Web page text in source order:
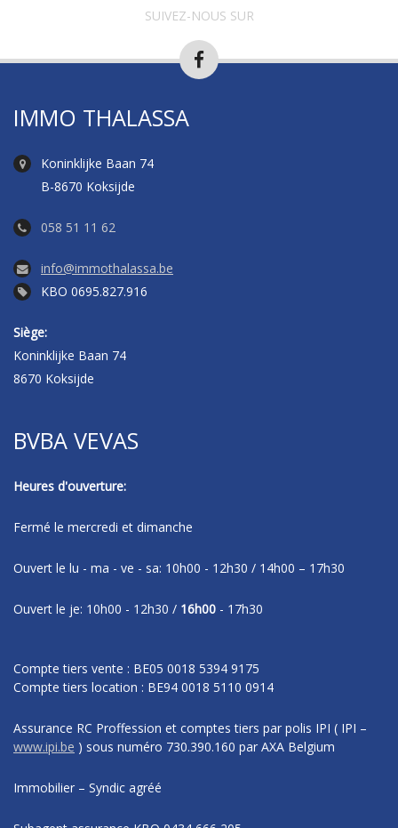
SUIVEZ-NOUS SUR
IMMO THALASSA
Koninklijke Baan 74
B-8670 Koksijde
058 51 11 62
info@immothalassa.be
KBO 0695.827.916
Siège:
Koninklijke Baan 74
8670 Koksijde
BVBA VEVAS
Heures d'ouverture:
Fermé le mercredi et dimanche
Ouvert le lu - ma - ve - sa: 10h00 - 12h30 / 14h00 – 17h30
Ouvert le je: 10h00 - 12h30 / 16h00 - 17h30
Compte tiers vente : BE05 0018 5394 9175
Compte tiers location : BE94 0018 5110 0914
Assurance RC Proffession et comptes tiers par polis IPI ( IPI –
www.ipi.be ) sous numéro 730.390.160 par AXA Belgium
Immobilier – Syndic agréé